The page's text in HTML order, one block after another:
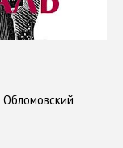
Обломовский